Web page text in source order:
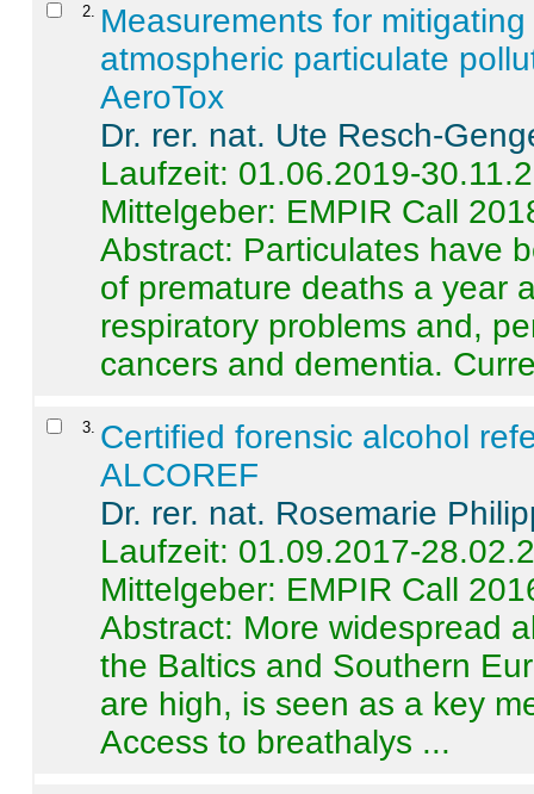
2
Measurements for
atmospheric particulate
AeroTox
Dr. rer. nat. Ute Resch-
Laufzeit: 01.06.2019-
Mittelgeber: EMPIR Call
Abstract: Particulates have
of premature deaths a year
respiratory problems and,
cancers and dementia.
3 Certified forensic alcohol
ALCOREF
Dr. rer. nat. Rosemarie
Laufzeit: 01.09.2017-
Mittelgeber: EMPIR Call
Abstract: More widespread
the Baltics and Southern
are high, is seen as a key
Access to breathalys ...